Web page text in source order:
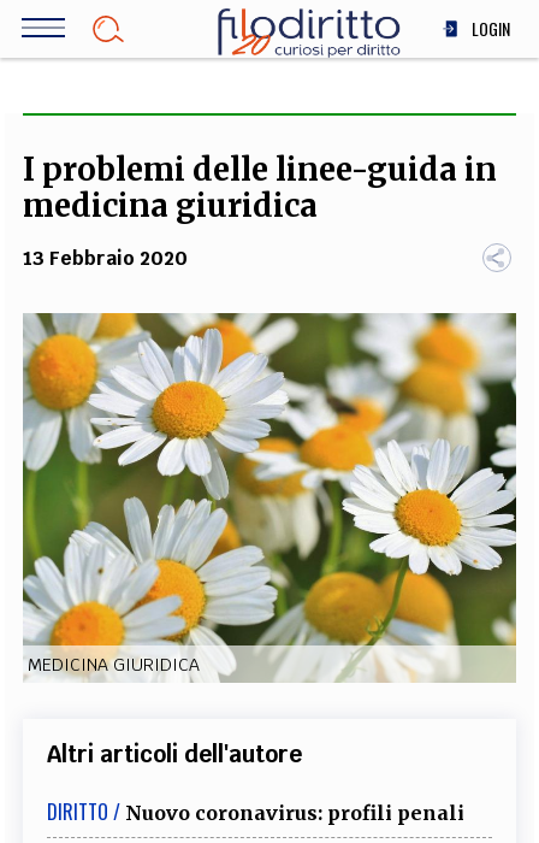
Salta
LOGIN
SOCIETÀ
MEDICINA
ALTRO
TEAM
FILODIRITTO REDAZIONE COMITATO SCIENTIFICO AUTORI
CURATORI
FOTOGRAFI PARTNER COLLABORA CON NOI
EXTRA
CODICI RUBRICHE LIBRI PROCEEDINGS PUBBLICITÀ CONTATTI
SOCIAL MEDIA
I problemi delle linee-guida in
medicina giuridica
13 Febbraio 2020
MEDICINA GIURIDICA
Altri articoli dell'autore
DIRITTO / Nuovo coronavirus: profili penali